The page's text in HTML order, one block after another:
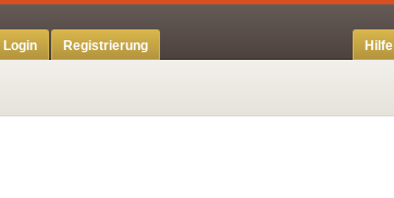
Login Registrierung
Hilfe